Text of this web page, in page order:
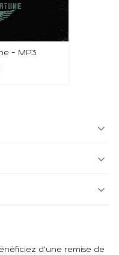
- MP3
d'une remise de